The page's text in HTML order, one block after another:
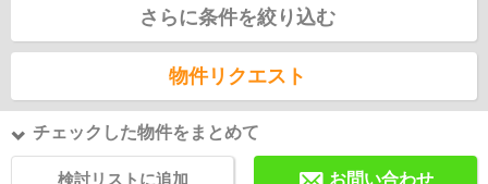
さらに条件を絞り込む
物件リクエスト
チェックした物件をまとめて
検討リストに追加 お問い合わせ